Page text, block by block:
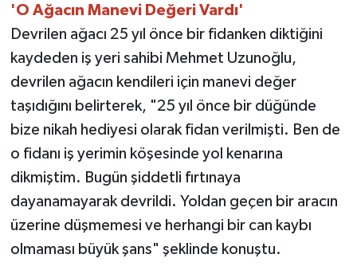
'O Ağacın Manevi Değeri Vardı'
Devrilen ağacı 25 yıl önce bir fidanken diktiğini
kaydeden iş yeri sahibi Mehmet Uzunoğlu,
devrilen ağacın kendileri için manevi değer
taşıdığını belirterek, "25 yıl önce bir düğünde
bize nikah hediyesi olarak fidan verilmişti. Ben de
o fidanı iş yerimin köşesinde yol kenarına
dikmiştim. Bugün şiddetli fırtınaya
dayanamayarak devrildi. Yoldan geçen bir aracın
üzerine düşmemesi ve herhangi bir can kaybı
olmaması büyük şans" şeklinde konuştu.